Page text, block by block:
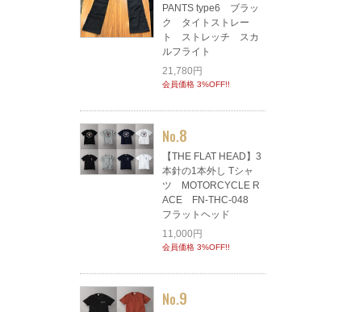
PANTS type6 ブラッ
ク タイトストレー
ト ストレッチ スカ
ルフライト
21,780円
会員価格 3%OFF!!
No.8
【THE FLAT HEAD】3
本針の1本外し Tシャ
ツ MOTORCYCLE R
ACE FN-THC-048
フラットヘッド
11,000円
会員価格 3%OFF!!
No.9